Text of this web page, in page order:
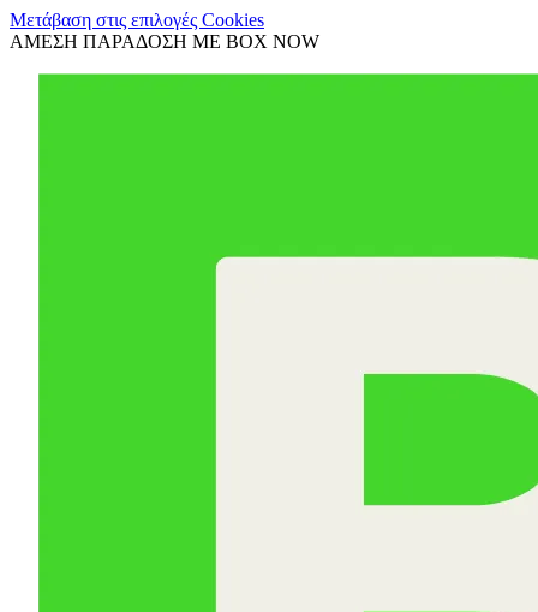
Μετάβαση στις επιλογές Cookies
ΑΜΕΣΗ ΠΑΡΑΔΟΣΗ ΜΕ BOX NOW